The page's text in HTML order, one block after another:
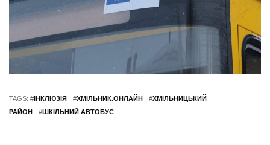
TAGS: # ІНКЛЮЗІЯ #ХМІЛЬНИК.ОНЛАЙН #ХМІЛЬНИЦЬКИЙ
РАЙОН
#ШКІЛЬНИЙ АВТОБУС